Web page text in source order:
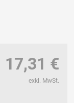
17,31 €
exkl. MwSt.